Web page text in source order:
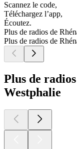
Scannez le code,
Téléchargez l’app,
Écoutez.
Plus de radios de
Plus de radios de
Plus de
Westphalie